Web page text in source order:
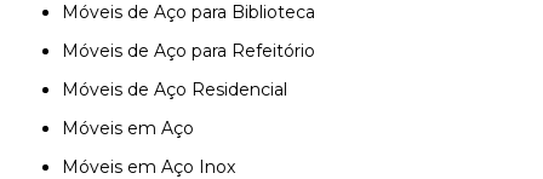
Móveis de Aço para Biblioteca
Móveis de Aço para Refeitório
Móveis de Aço Residencial
Móveis em Aço
Móveis em Aço Inox